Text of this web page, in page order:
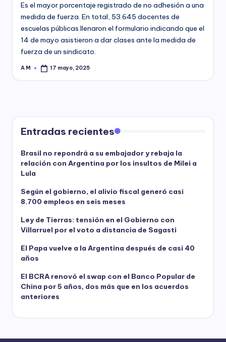
Es el mayor porcentaje registrado de no adhesión a una
medida de fuerza. En total, 53.645 docentes de
escuelas públicas llenaron el formulario indicando que el
14 de mayo asistieron a dar clases ante la medida de
fuerza de un sindicato.
Posted
A M 17 mayo, 2025
Entradas recientes
Brasil no repondrá a su embajador y rebaja la
relación con Argentina por los insultos de Milei a
Lula
Según el gobierno, el alivio fiscal generó casi
8.700 empleos en seis meses
Ley de Tierras: tensión en el Gobierno con
Villarruel por el voto a distancia de Sagasti
El Papa vuelve a la Argentina después de casi 40
años
El BCRA renovó el swap con el Banco Popular de
China por 5 años, dos más que en los acuerdos
anteriores